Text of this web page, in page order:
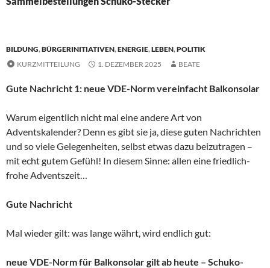
BILDUNG,BÜRGERINITIATIVEN,ENERGIE,LEBEN,POLITIK
KURZMITTEILUNG
1. DEZEMBER 2025 BEATE
Gute Nachricht 1: neue VDE-Norm vereinfacht Balkonsolar
Warum eigentlich nicht mal eine andere Art von
Adventskalender? Denn es gibt sie ja, diese guten Nachrichten
und so viele Gelegenheiten, selbst etwas dazu beizutragen –
mit echt gutem Gefühl! In diesem Sinne: allen eine friedlich-
frohe Adventszeit…
Gute Nachricht
Mal wieder gilt: was lange währt, wird endlich gut:
neue VDE-Norm für Balkonsolar gilt ab heute – Schuko-